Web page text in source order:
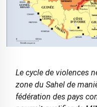
Le cycle de violences
zone du Sahel de
fédération des pays